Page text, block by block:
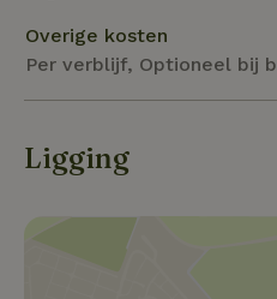
Overige kosten
Per verblijf, Optioneel bij
Ligging